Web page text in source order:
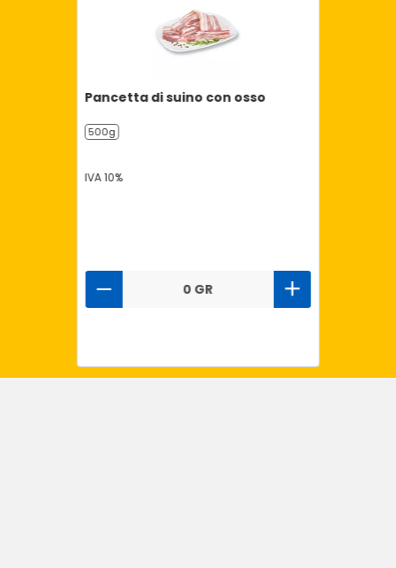
Pancetta di suino con osso
500g
IVA 10%
0 GR